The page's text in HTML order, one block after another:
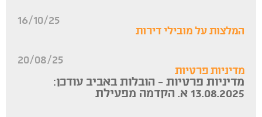
16/10/25
המלצות על מובילי דירות
20/08/25
מדיניות פרטיות
מדיניות פרטיות — הובלות באביב עודכן:
13.08.2025 א. הקדמה מפעילת